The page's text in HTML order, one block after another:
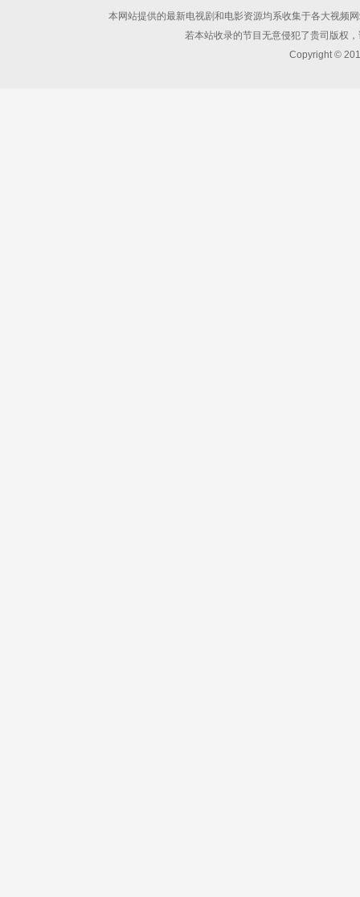
本网站提供的最新电视剧和电影资源均系收集于各大视频
若本站收录的节目无意侵犯了贵司版权
Copyright ©